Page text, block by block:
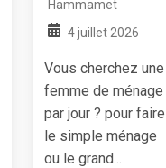
Hammamet
4 juillet 2026
Vous cherchez une
femme de ménage
par jour ? pour faire
le simple ménage
ou le grand...